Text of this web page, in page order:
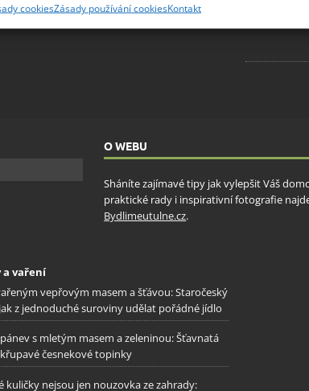
informací.
cookiesZásady používání cookiesKontakt
O WEBU
Sháníte zajímavé tipy jak vylepšit Váš
praktické rady i inspirativní fotografie
Bydlimeutulne.cz.
a vaření
vepřovým masem a šťávou: Staročeský
z jednoduché suroviny udělat pořádné jídlo
s mletým masem a zeleninou: Šťavnatá
česnekové topinky
kuličky nejsou jen nouzovka ze zahrady: